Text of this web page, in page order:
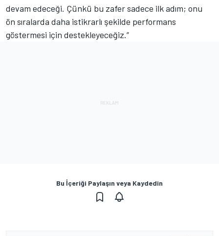
devam edeceği. Çünkü bu zafer sadece ilk adım; onu
ön sıralarda daha istikrarlı şekilde performans
göstermesi için destekleyeceğiz.”
Bu İçeriği Paylaşın veya Kaydedin